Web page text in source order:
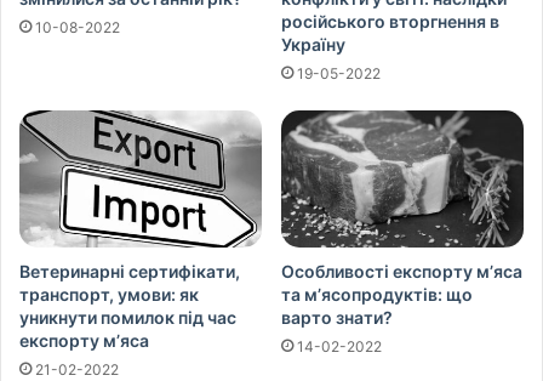
10-08-2022
російського вторгнення в
Україну
19-05-2022
Ветеринарні сертифікати,
транспорт, умови: як
уникнути помилок під час
експорту м’яса
21-02-2022
Особливості експорту м’яса
та м’ясопродуктів: що
варто знати?
14-02-2022